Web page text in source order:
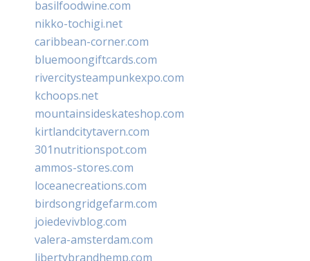
basilfoodwine.com
nikko-tochigi.net
caribbean-corner.com
bluemoongiftcards.com
rivercitysteampunkexpo.com
kchoops.net
mountainsideskateshop.com
kirtlandcitytavern.com
301nutritionspot.com
ammos-stores.com
loceanecreations.com
birdsongridgefarm.com
joiedevivblog.com
valera-amsterdam.com
libertybrandhemp.com